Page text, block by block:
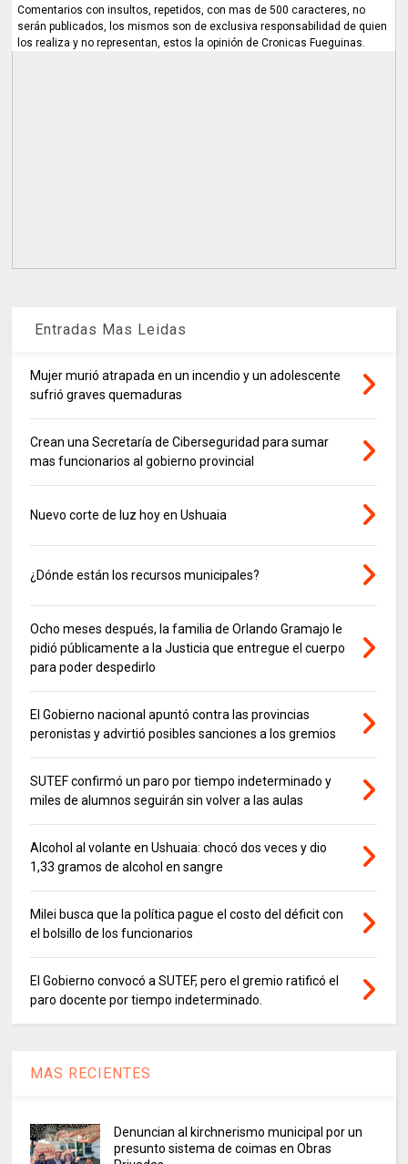
Comentarios con insultos, repetidos, con mas de 500 caracteres, no
serán publicados, los mismos son de exclusiva responsabilidad de quien
los realiza y no representan, estos la opinión de Cronicas Fueguinas.
Entradas Mas Leidas
Mujer murió atrapada en un incendio y un adolescente
sufrió graves quemaduras
Crean una Secretaría de Ciberseguridad para sumar
mas funcionarios al gobierno provincial
Nuevo corte de luz hoy en Ushuaia
¿Dónde están los recursos municipales?
Ocho meses después, la familia de Orlando Gramajo le
pidió públicamente a la Justicia que entregue el cuerpo
para poder despedirlo
El Gobierno nacional apuntó contra las provincias
peronistas y advirtió posibles sanciones a los gremios
SUTEF confirmó un paro por tiempo indeterminado y
miles de alumnos seguirán sin volver a las aulas
Alcohol al volante en Ushuaia: chocó dos veces y dio
1,33 gramos de alcohol en sangre
Milei busca que la política pague el costo del déficit con
el bolsillo de los funcionarios
El Gobierno convocó a SUTEF, pero el gremio ratificó el
paro docente por tiempo indeterminado.
MAS RECIENTES
Denuncian al kirchnerismo municipal por un
presunto sistema de coimas en Obras